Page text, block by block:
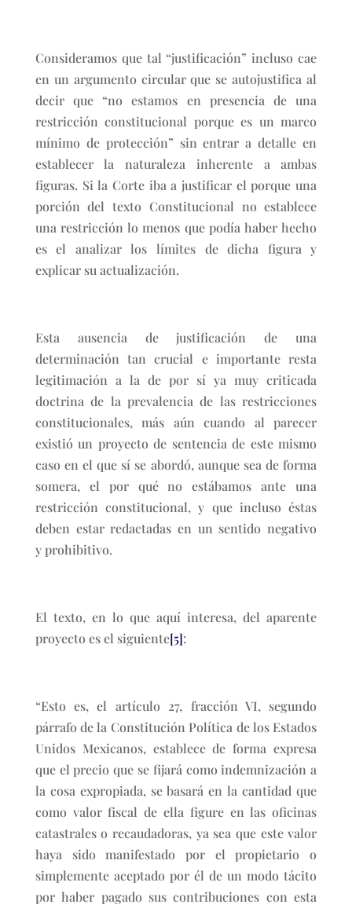
Consideramos que tal “justificación” incluso cae
en un argumento circular que se autojustifica al
decir que “no estamos en presencia de una
restricción constitucional porque es un marco
mínimo de protección” sin entrar a detalle en
establecer la naturaleza inherente a ambas
figuras. Si la Corte iba a justificar el porque una
porción del texto Constitucional no establece
una restricción lo menos que podía haber hecho
es el analizar los límites de dicha figura y
explicar su actualización.
Esta ausencia de justificación de una
determinación tan crucial e importante resta
legitimación a la de por sí ya muy criticada
doctrina de la prevalencia de las restricciones
constitucionales, más aún cuando al parecer
existió un proyecto de sentencia de este mismo
caso en el que sí se abordó, aunque sea de forma
somera, el por qué no estábamos ante una
restricción constitucional, y que incluso éstas
deben estar redactadas en un sentido negativo
y prohibitivo.
El texto, en lo que aquí interesa, del aparente
proyecto es el siguiente[5]:
“Esto es, el artículo 27, fracción VI, segundo
párrafo de la Constitución Política de los Estados
Unidos Mexicanos, establece de forma expresa
que el precio que se fijará como indemnización a
la cosa expropiada, se basará en la cantidad que
como valor fiscal de ella figure en las oficinas
catastrales o recaudadoras, ya sea que este valor
haya sido manifestado por el propietario o
simplemente aceptado por él de un modo tácito
por haber pagado sus contribuciones con esta